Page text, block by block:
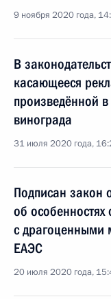
9 ноября 2020 года,
В
касающееся
произведённой
винограда
31 июля 2020 года,
Подписан закон
об особенностях
с драгоценными
ЕАЭС
20 июля 2020 года,